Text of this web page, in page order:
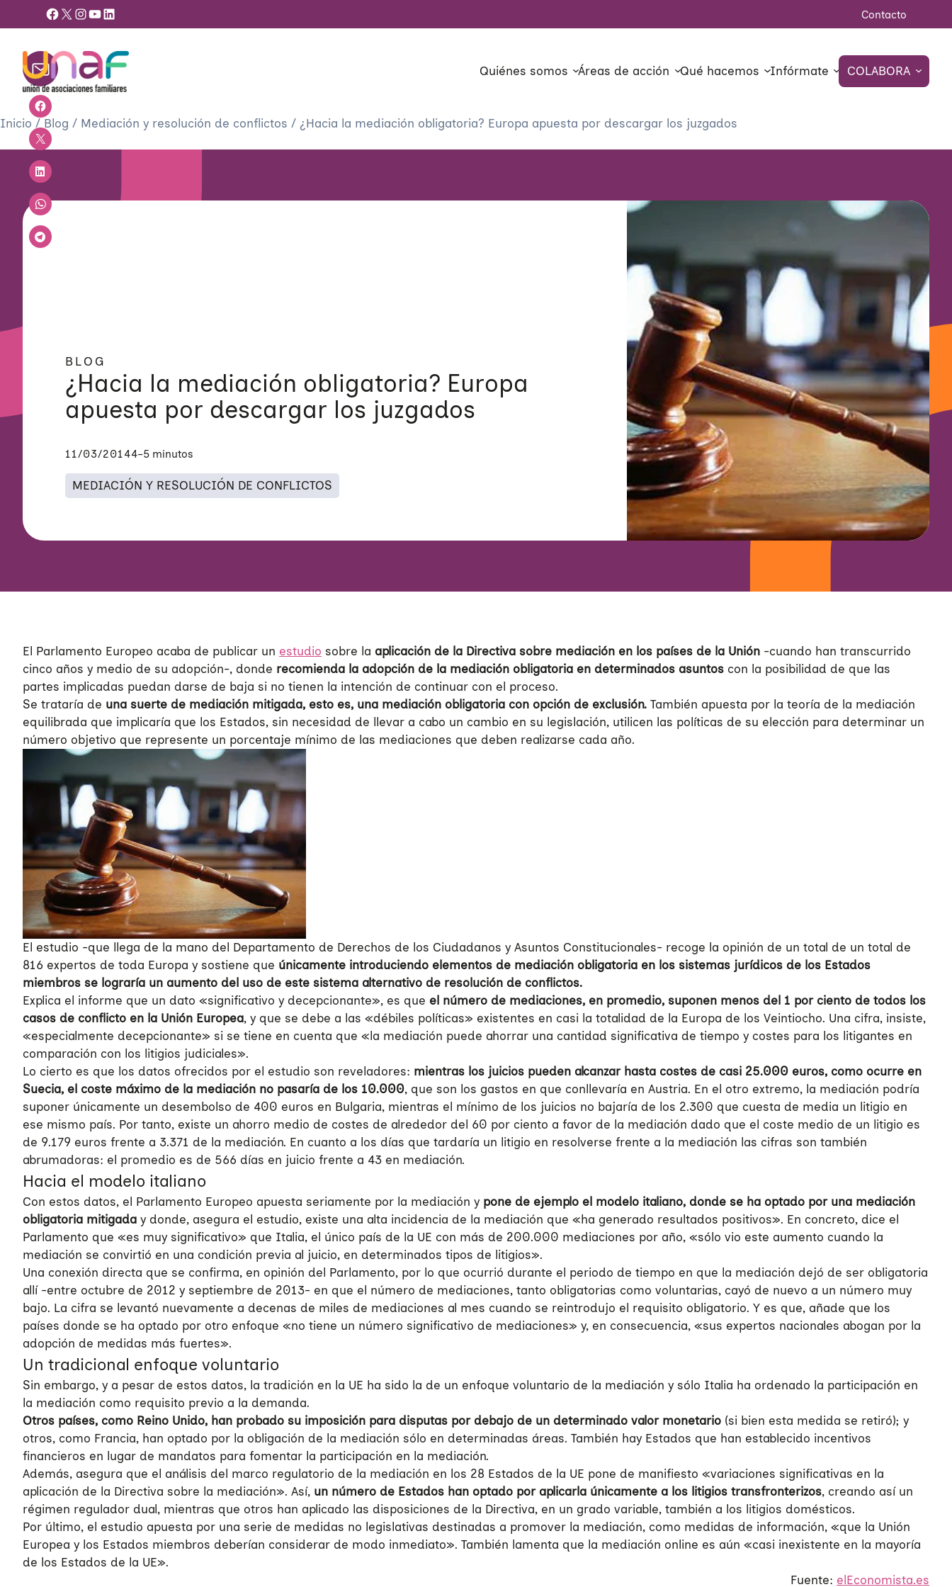
Facebook X InstagramYouTube LinkedIn Contacto
Quiénes somos Áreas de acción Qué hacemos Infórmate COLABORA
Quiénes somos
Áreas de acción
Inicio / Blog / Mediación y resolución de conflictos / ¿Hacia la mediación obligatoria? Europa apuesta por descargar los juzgados
BLOG
¿Hacia la mediación obligatoria? Europa
apuesta por descargar los juzgados
11/03/20144–5 minutos
MEDIACIÓN Y RESOLUCIÓN DE CONFLICTOS
El Parlamento Europeo acaba de publicar un estudio sobre la aplicación de la Directiva sobre mediación en los países de la Unión -cuando han transcurrido
cinco años y medio de su adopción-, donde recomienda la adopción de la mediación obligatoria en determinados asuntos con la posibilidad de que las
partes implicadas puedan darse de baja si no tienen la intención de continuar con el proceso.
Se trataría de una suerte de mediación mitigada, esto es, una mediación obligatoria con opción de exclusión. También apuesta por la teoría de la mediación
equilibrada que implicaría que los Estados, sin necesidad de llevar a cabo un cambio en su legislación, utilicen las políticas de su elección para determinar un
número objetivo que represente un porcentaje mínimo de las mediaciones que deben realizarse cada año.
El estudio -que llega de la mano del Departamento de Derechos de los Ciudadanos y Asuntos Constitucionales- recoge la opinión de un total de un total de
816 expertos de toda Europa y sostiene que únicamente introduciendo elementos de mediación obligatoria en los sistemas jurídicos de los Estados
miembros se lograría un aumento del uso de este sistema alternativo de resolución de conflictos.
Explica el informe que un dato «significativo y decepcionante», es que el número de mediaciones, en promedio, suponen menos del 1 por ciento de todos los
casos de conflicto en la Unión Europea, y que se debe a las «débiles políticas» existentes en casi la totalidad de la Europa de los Veintiocho. Una cifra, insiste,
«especialmente decepcionante» si se tiene en cuenta que «la mediación puede ahorrar una cantidad significativa de tiempo y costes para los litigantes en
comparación con los litigios judiciales».
Lo cierto es que los datos ofrecidos por el estudio son reveladores: mientras los juicios pueden alcanzar hasta costes de casi 25.000 euros, como ocurre en
Suecia, el coste máximo de la mediación no pasaría de los 10.000, que son los gastos en que conllevaría en Austria. En el otro extremo, la mediación podría
suponer únicamente un desembolso de 400 euros en Bulgaria, mientras el mínimo de los juicios no bajaría de los 2.300 que cuesta de media un litigio en
ese mismo país. Por tanto, existe un ahorro medio de costes de alrededor del 60 por ciento a favor de la mediación dado que el coste medio de un litigio es
de 9.179 euros frente a 3.371 de la mediación. En cuanto a los días que tardaría un litigio en resolverse frente a la mediación las cifras son también
abrumadoras: el promedio es de 566 días en juicio frente a 43 en mediación.
Hacia el modelo italiano
Con estos datos, el Parlamento Europeo apuesta seriamente por la mediación y pone de ejemplo el modelo italiano, donde se ha optado por una mediación
obligatoria mitigada y donde, asegura el estudio, existe una alta incidencia de la mediación que «ha generado resultados positivos». En concreto, dice el
Parlamento que «es muy significativo» que Italia, el único país de la UE con más de 200.000 mediaciones por año, «sólo vio este aumento cuando la
mediación se convirtió en una condición previa al juicio, en determinados tipos de litigios».
Una conexión directa que se confirma, en opinión del Parlamento, por lo que ocurrió durante el periodo de tiempo en que la mediación dejó de ser obligatoria
allí -entre octubre de 2012 y septiembre de 2013- en que el número de mediaciones, tanto obligatorias como voluntarias, cayó de nuevo a un número muy
bajo. La cifra se levantó nuevamente a decenas de miles de mediaciones al mes cuando se reintrodujo el requisito obligatorio. Y es que, añade que los
países donde se ha optado por otro enfoque «no tiene un número significativo de mediaciones» y, en consecuencia, «sus expertos nacionales abogan por la
adopción de medidas más fuertes».
Un tradicional enfoque voluntario
Sin embargo, y a pesar de estos datos, la tradición en la UE ha sido la de un enfoque voluntario de la mediación y sólo Italia ha ordenado la participación en
la mediación como requisito previo a la demanda.
Otros países, como Reino Unido, han probado su imposición para disputas por debajo de un determinado valor monetario (si bien esta medida se retiró); y
otros, como Francia, han optado por la obligación de la mediación sólo en determinadas áreas. También hay Estados que han establecido incentivos
financieros en lugar de mandatos para fomentar la participación en la mediación.
Además, asegura que el análisis del marco regulatorio de la mediación en los 28 Estados de la UE pone de manifiesto «variaciones significativas en la
aplicación de la Directiva sobre la mediación». Así, un número de Estados han optado por aplicarla únicamente a los litigios transfronterizos, creando así un
régimen regulador dual, mientras que otros han aplicado las disposiciones de la Directiva, en un grado variable, también a los litigios domésticos.
Por último, el estudio apuesta por una serie de medidas no legislativas destinadas a promover la mediación, como medidas de información, «que la Unión
Europea y los Estados miembros deberían considerar de modo inmediato». También lamenta que la mediación online es aún «casi inexistente en la mayoría
de los Estados de la UE».
Fuente: elEconomista.es